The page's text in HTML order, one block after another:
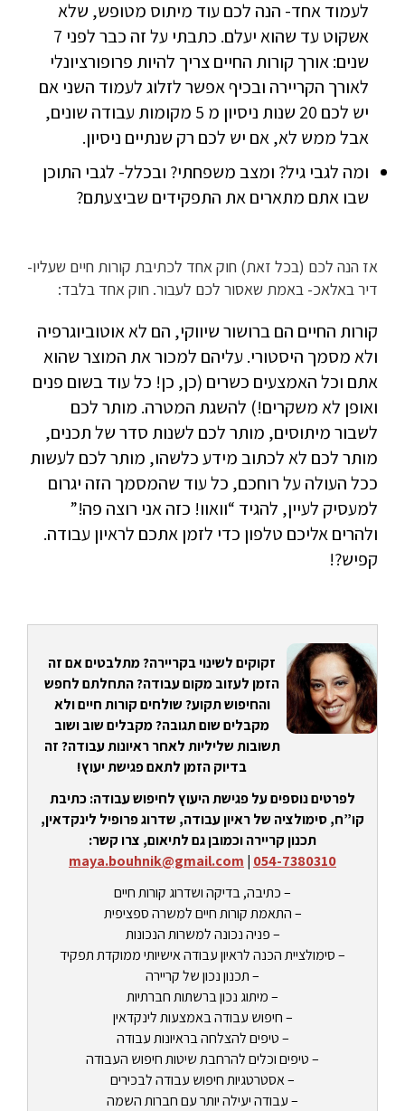
לעמוד אחד- הנה לכם עוד מיתוס מטופש, שלא
אשקוט עד שהוא יעלם. כתבתי על זה כבר לפני 7
שנים: אורך קורות החיים צריך להיות פרופורציונלי
לאורך הקריירה ובכיף אפשר לזלוג לעמוד השני אם
יש לכם 20 שנות ניסיון מ 5 מקומות עבודה שונים,
אבל ממש לא, אם יש לכם רק שנתיים ניסיון.
ומה לגבי גיל? ומצב משפחתי? ובכלל- לגבי התוכן
שבו אתם מתארים את התפקידים שביצעתם?
אז הנה לכם (בכל זאת) חוק אחד לכתיבת קורות חיים שעליו-
דיר באלאכ- באמת שאסור לכם לעבור. חוק אחד בלבד:
קורות החיים הם ברושור שיווקי, הם לא אוטוביוגרפיה
ולא מסמך היסטורי. עליהם למכור את המוצר שהוא
אתם וכל האמצעים כשרים (כן, כן! כל עוד בשום פנים
ואופן לא משקרים!) להשגת המטרה. מותר לכם
לשבור מיתוסים, מותר לכם לשנות סדר של תכנים,
מותר לכם לא לכתוב מידע כלשהו, מותר לכם לעשות
ככל העולה על רוחכם, כל עוד שהמסמך הזה יגרום
למעסיק לעיין, להגיד “וואוו! כזה אני רוצה פה!”
ולהרים אליכם טלפון כדי לזמן אתכם לראיון עבודה.
קפיש?!
זקוקים לשינוי בקריירה? מתלבטים אם זה
הזמן לעזוב מקום עבודה? התחלתם לחפש
והחיפוש תקוע? שולחים קורות חיים ולא
מקבלים שום תגובה? מקבלים שוב ושוב
תשובות שליליות לאחר ראיונות עבודה? זה
בדיוק הזמן לתאם פגישת יעוץ!
לפרטים נוספים על פגישת היעוץ לחיפוש עבודה: כתיבת
קו”ח, סימולציה של ראיון עבודה, שדרוג פרופיל לינקדאין,
תכנון קריירה וכמובן גם לתיאום, צרו קשר:
054-7380310
|
maya.bouhnik@gmail.com
– כתיבה, בדיקה ושדרוג קורות חיים
– התאמת קורות חיים למשרה ספציפית
– פניה נכונה למשרות הנכונות
– סימולציית הכנה לראיון עבודה אישיותי ממוקדת תפקיד
– תכנון נכון של קריירה
– מיתוג נכון ברשתות חברתיות
– חיפוש עבודה באמצעות לינקדאין
– טיפים להצלחה בראיונות עבודה
– טיפים וכלים להרחבת שיטות חיפוש העבודה
– אסטרטגיות חיפוש עבודה לבכירים
– עבודה יעילה יותר עם חברות השמה